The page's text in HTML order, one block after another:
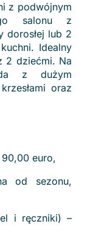
z podwójnym
salonu z
dorosłej lub 2
Idealny
2 dziećmi. Na
z dużym
oraz
euro,
od sezonu,
i ręczniki) –